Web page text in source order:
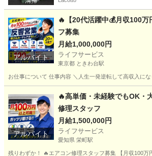
アルバイト
🔥【20代活躍中💰月収100万
フ募集
月給1,000,000円
ライフサービス
東京都 ときわ台駅
お仕事について 仕事内容 ＼人生一発逆転して高収入に
ときわ台駅 その他 スタ
アルバイト
🔥高単価・未経験でもOK・
修理スタッフ
月給1,500,000円
ライフサービス
愛知県 栄町駅
残りわずか！ 🔥エアコン修理スタッフ募集 【月収100